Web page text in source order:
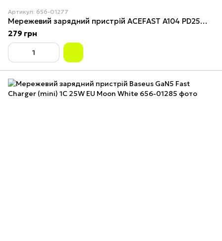
Артикул: 656-01277
Мережевий зарядний пристрій ACEFAST A104 PD25W GaN single USB-C charger Black
279 грн